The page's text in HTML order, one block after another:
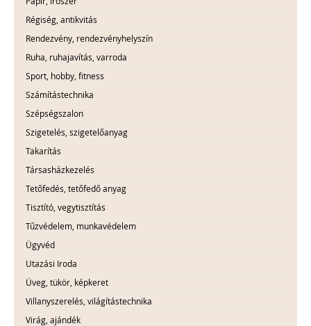
Régiség, antikvitás
Rendezvény, rendezvényhelyszín
Ruha, ruhajavítás, varroda
Sport, hobby, fitness
Számítástechnika
Szépségszalon
Szigetelés, szigetelőanyag
Takarítás
Társasházkezelés
Tetőfedés, tetőfedő anyag
Tisztító, vegytisztítás
Tűzvédelem, munkavédelem
Ügyvéd
Utazási Iroda
Üveg, tükör, képkeret
Villanyszerelés, világítástechnika
Virág, ajándék